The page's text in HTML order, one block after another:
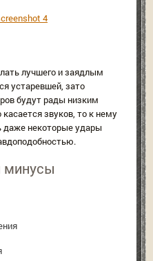
лучшего и заядлым
устаревшей, зато
будут рады низким
звуков, то к нему
даже некоторые удары